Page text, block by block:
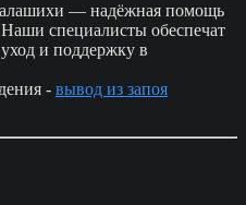
— надёжная помощь
специалисты обеспечат
и поддержку в
- вывод из запоя